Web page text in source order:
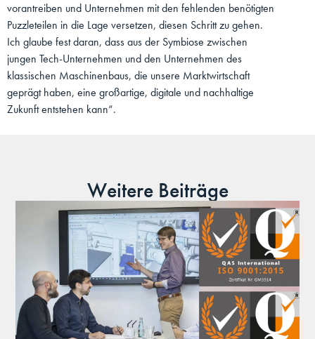
vorantreiben und Unternehmen mit den fehlenden benötigten
Puzzleteilen in die Lage versetzen, diesen Schritt zu gehen.
Ich glaube fest daran, dass aus der Symbiose zwischen
jungen Tech-Unternehmen und den Unternehmen des
klassischen Maschinenbaus, die unsere Marktwirtschaft
geprägt haben, eine großartige, digitale und nachhaltige
Zukunft entstehen kann“.
Weitere Beiträge